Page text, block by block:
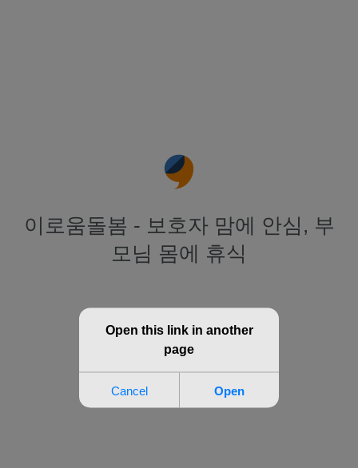
이로움돌봄 - 보호자 맘에 안심, 부
모님 몸에 휴식